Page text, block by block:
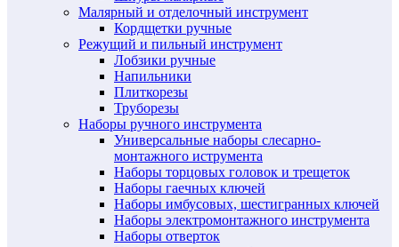
Малярный и отделочный инструмент
Кордщетки ручные
Режущий и пильный инструмент
Лобзики ручные
Напильники
Плиткорезы
Труборезы
Наборы ручного инструмента
Универсальные наборы слесарно-
монтажного иструмента
Наборы торцовых головок и трещеток
Наборы гаечных ключей
Наборы имбусовых, шестигранных ключей
Наборы электромонтажного инструмента
Наборы отверток